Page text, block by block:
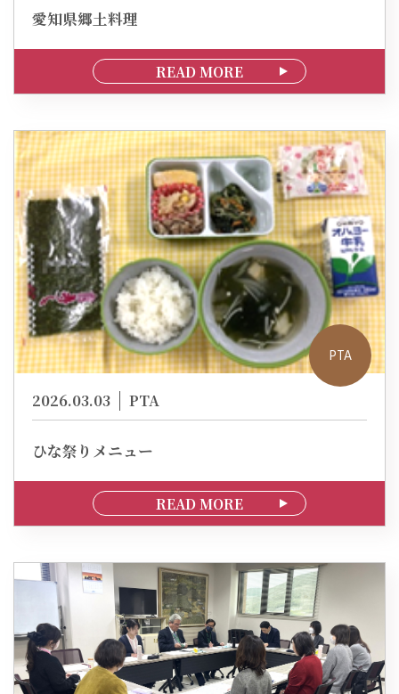
愛知県郷土料理
READ MORE
PTA
2026.03.03 PTA
ひな祭りメニュー
READ MORE